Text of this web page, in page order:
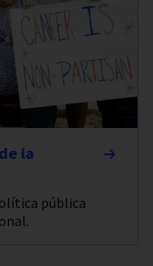
la
pública